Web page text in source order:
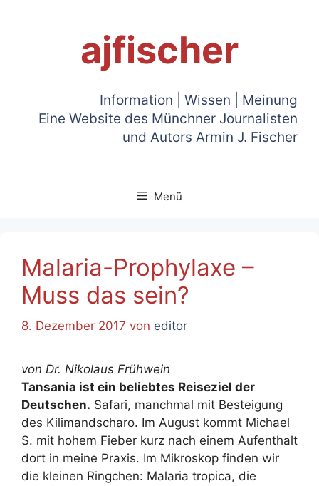
ajfischer
Information | Wissen | Meinung
Eine Website des Münchner Journalisten
und Autors Armin J. Fischer
Menü
Malaria-Prophylaxe –
Muss das sein?
8. Dezember 2017 von editor
von Dr. Nikolaus Frühwein
Tansania ist ein beliebtes Reiseziel der
Deutschen. Safari, manchmal mit Besteigung
des Kilimandscharo. Im August kommt Michael
S. mit hohem Fieber kurz nach einem Aufenthalt
dort in meine Praxis. Im Mikroskop finden wir
die kleinen Ringchen: Malaria tropica, die